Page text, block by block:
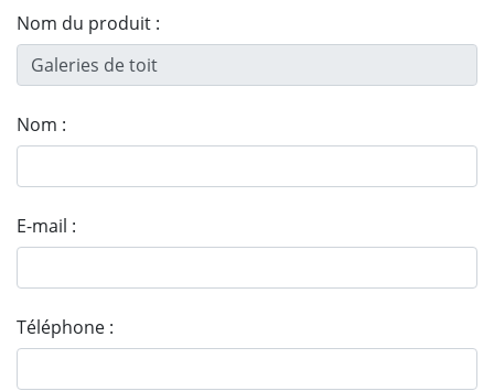
Nom du produit :
Nom :
E-mail :
Téléphone :